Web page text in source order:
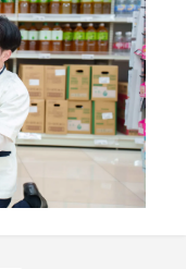
よくある質問
不明点があればこちら